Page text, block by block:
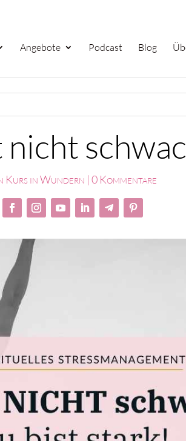
Angebote Podcast Blog
Kurs in Wundern | 0 Kommentare